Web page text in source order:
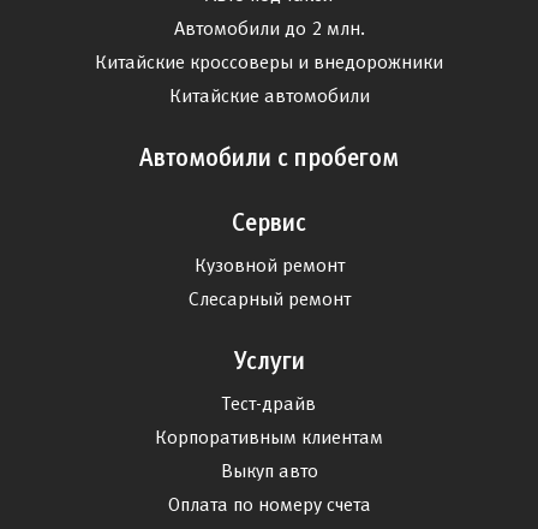
Чувство мощи под капотом очень приятное. Шумоизоляция
лучше, чем у Соренто. Управляемость ближе к внедорожникам.
Немного напоминает Киа Мохав. Едет плотно, к покупке
Автомобили до 2 млн.
Китайские кроссоверы и внедорожники
Китайские автомобили
Автомобили с пробегом
Сервис
Кузовной ремонт
Слесарный ремонт
Услуги
Тест-драйв
Корпоративным клиентам
Выкуп авто
Оплата по номеру счета